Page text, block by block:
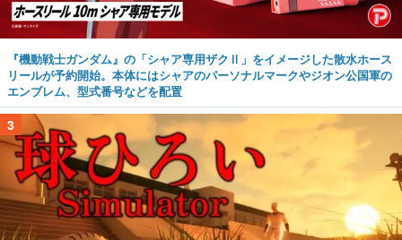
『機動戦士ガンダム』の「シャア専用ザクⅡ」をイメージした散水ホース
リールが予約開始。本体にはシャアのパーソナルマークやジオン公国軍の
エンブレム、型式番号などを配置
3